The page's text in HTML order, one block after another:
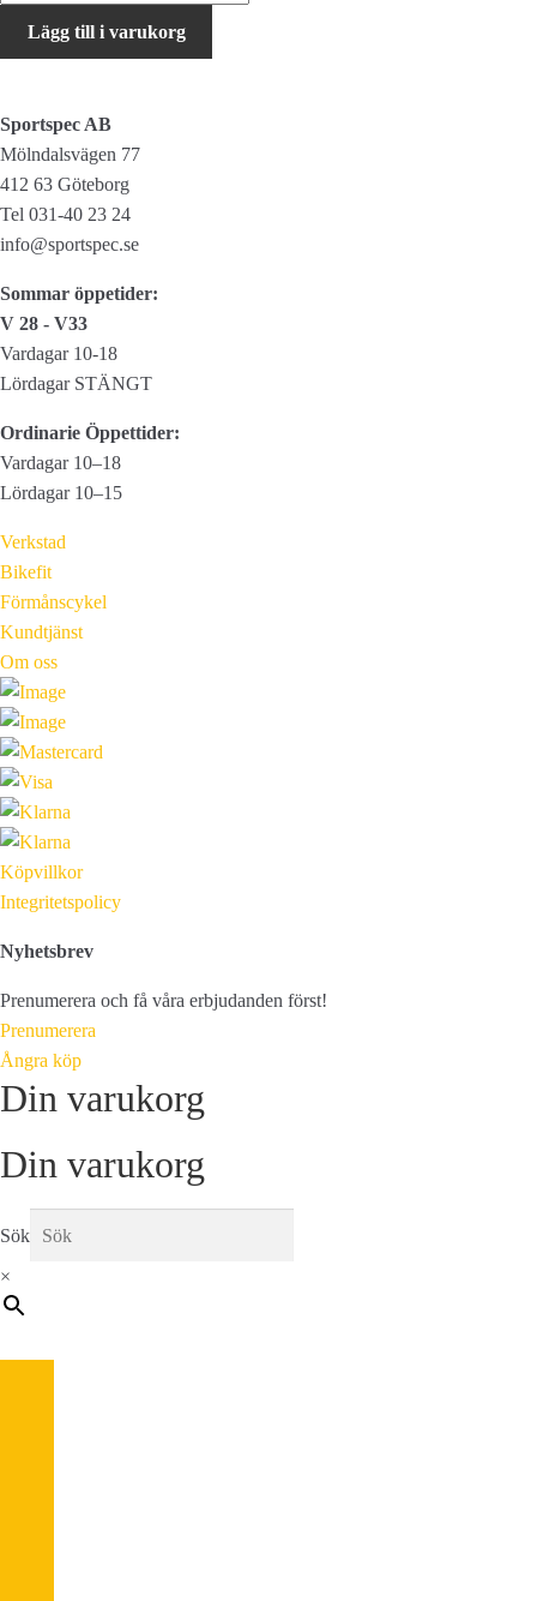
Worldcup
Lite
mängd
Lägg till i varukorg
Sportspec AB
Mölndalsvägen 77
412 63 Göteborg
Tel 031-40 23 24
info@sportspec.se
Sommar öppetider:
V 28 - V33
Vardagar 10-18
Lördagar STÄNGT
Ordinarie Öppettider:
Vardagar 10–18
Lördagar 10–15
Verkstad
Bikefit
Förmånscykel
Kundtjänst
Om oss
Köpvillkor
Integritetspolicy
Nyhetsbrev
Prenumerera och få våra erbjudanden först!
Prenumerera
Ångra köp
Din varukorg
Din varukorg
Sök
×